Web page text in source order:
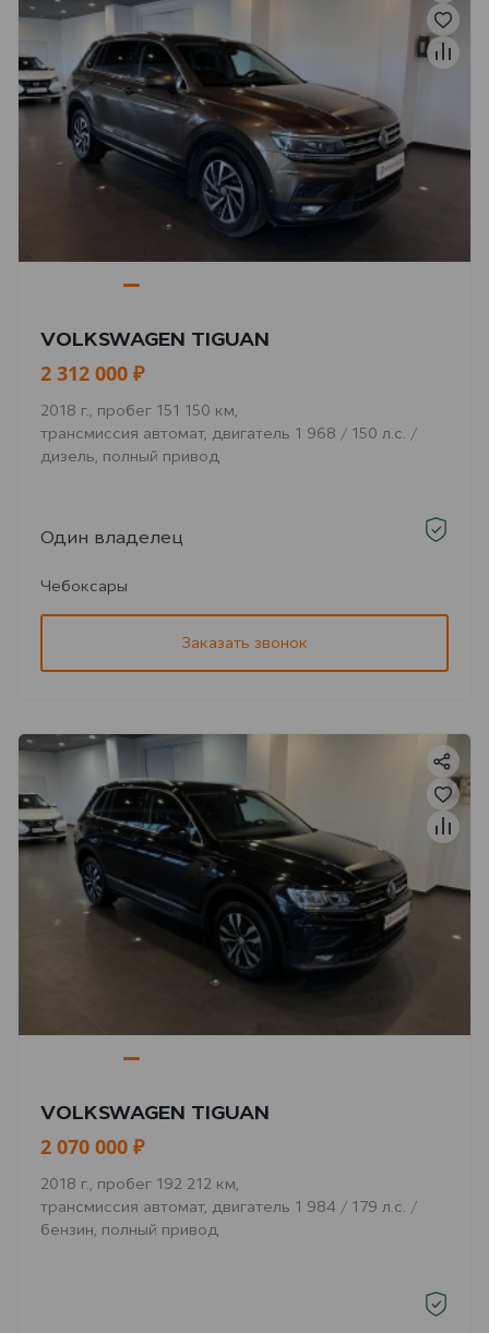
VOLKSWAGEN TIGUAN
2 312 000 ₽
2018 г., пробег 151 150 км,
трансмиссия автомат, двигатель 1 968 / 150 л.с. /
дизель, полный привод
Один владелец
Чебоксары
Заказать звонок
VOLKSWAGEN TIGUAN
2 070 000 ₽
2018 г., пробег 192 212 км,
трансмиссия автомат, двигатель 1 984 / 179 л.с. /
бензин, полный привод